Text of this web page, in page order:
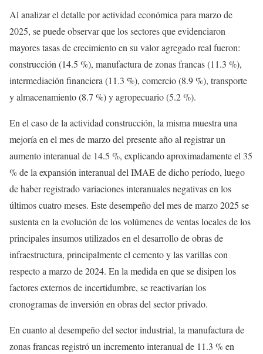
Al analizar el detalle por actividad económica para marzo de
2025, se puede observar que los sectores que evidenciaron
mayores tasas de crecimiento en su valor agregado real fueron:
construcción (14.5 %), manufactura de zonas francas (11.3 %),
intermediación financiera (11.3 %), comercio (8.9 %), transporte
y almacenamiento (8.7 %) y agropecuario (5.2 %).
En el caso de la actividad construcción, la misma muestra una
mejoría en el mes de marzo del presente año al registrar un
aumento interanual de 14.5 %, explicando aproximadamente el 35
% de la expansión interanual del IMAE de dicho período, luego
de haber registrado variaciones interanuales negativas en los
últimos cuatro meses. Este desempeño del mes de marzo 2025 se
sustenta en la evolución de los volúmenes de ventas locales de los
principales insumos utilizados en el desarrollo de obras de
infraestructura, principalmente el cemento y las varillas con
respecto a marzo de 2024. En la medida en que se disipen los
factores externos de incertidumbre, se reactivarían los
cronogramas de inversión en obras del sector privado.
En cuanto al desempeño del sector industrial, la manufactura de
zonas francas registró un incremento interanual de 11.3 % en